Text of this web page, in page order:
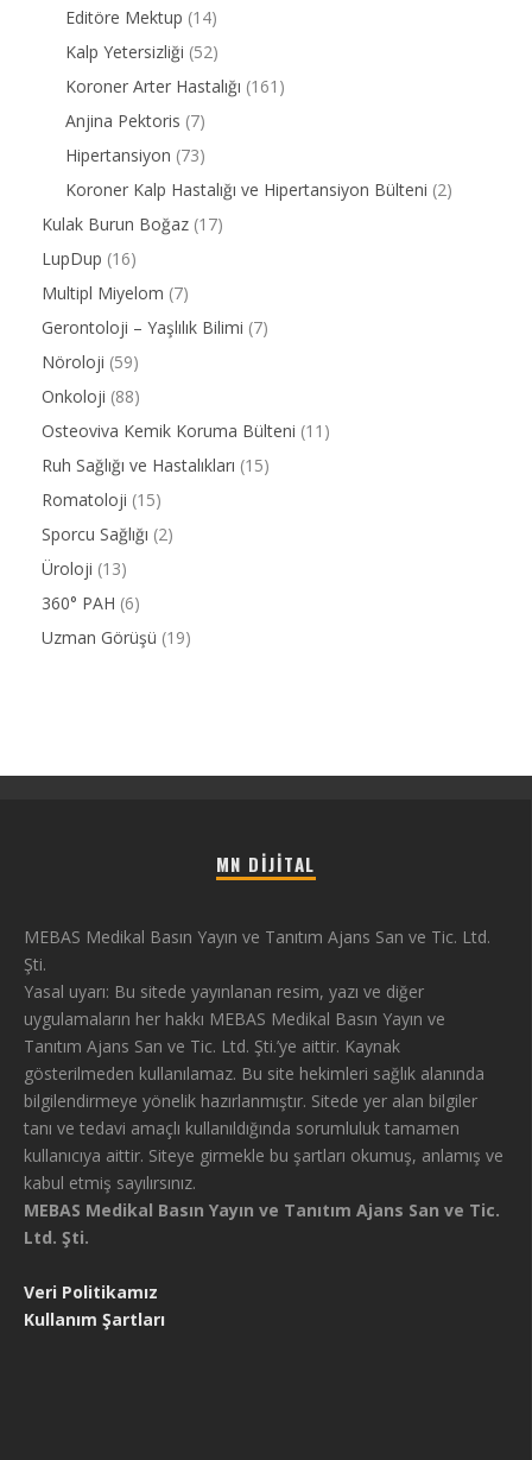
Editöre Mektup (14)
Kalp Yetersizliği (52)
Koroner Arter Hastalığı (161)
Anjina Pektoris (7)
Hipertansiyon (73)
Koroner Kalp Hastalığı ve Hipertansiyon Bülteni (2)
Kulak Burun Boğaz (17)
LupDup (16)
Multipl Miyelom (7)
Gerontoloji – Yaşlılık Bilimi (7)
Nöroloji (59)
Onkoloji (88)
Osteoviva Kemik Koruma Bülteni (11)
Ruh Sağlığı ve Hastalıkları (15)
Romatoloji (15)
Sporcu Sağlığı (2)
Üroloji (13)
360° PAH (6)
Uzman Görüşü (19)
MN DIJITAL
MEBAS Medikal Basın Yayın ve Tanıtım Ajans San ve Tic. Ltd.
Şti.
Yasal uyarı: Bu sitede yayınlanan resim, yazı ve diğer
uygulamaların her hakkı MEBAS Medikal Basın Yayın ve
Tanıtım Ajans San ve Tic. Ltd. Şti.’ye aittir. Kaynak
gösterilmeden kullanılamaz. Bu site hekimleri sağlık alanında
bilgilendirmeye yönelik hazırlanmıştır. Sitede yer alan bilgiler
tanı ve tedavi amaçlı kullanıldığında sorumluluk tamamen
kullanıcıya aittir. Siteye girmekle bu şartları okumuş, anlamış ve
kabul etmiş sayılırsınız.
MEBAS Medikal Basın Yayın ve Tanıtım Ajans San ve Tic.
Ltd. Şti.
Veri Politikamız
Kullanım Şartları